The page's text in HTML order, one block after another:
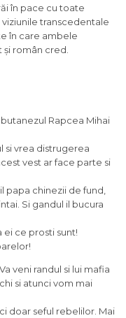
în pace cu toate
transcedentale
în care ambele
român cred.
Rapcea Mihai
si vrea distrugerea
vest ar face parte si
papa chinezii de fund,
Si gandul il bucura
ei ce prosti sunt!
veni randul si lui mafia
si atunci vom mai
doar seful rebelilor. Mai